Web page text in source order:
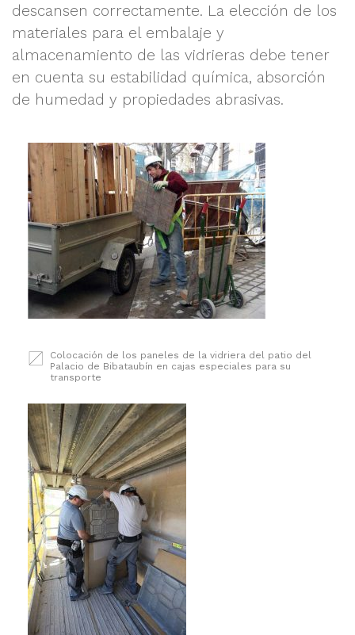
descansen correctamente. La elección de los
materiales para el embalaje y
almacenamiento de las vidrieras debe tener
en cuenta su estabilidad química, absorción
de humedad y propiedades abrasivas.
Colocación de los paneles de la vidriera del patio del
Palacio de Bibataubín en cajas especiales para su
transporte